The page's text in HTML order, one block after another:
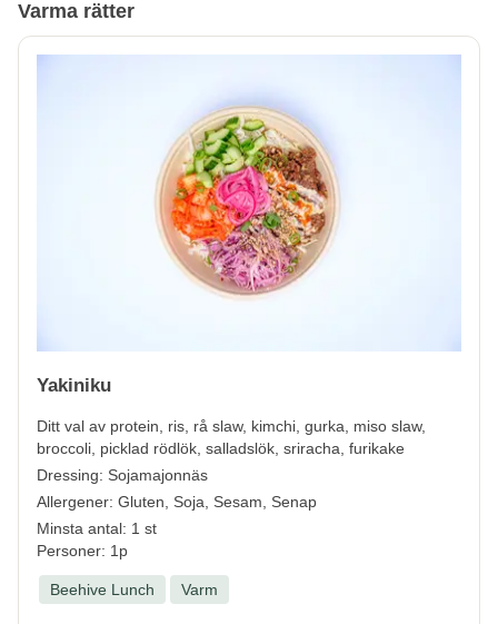
Varma rätter
Yakiniku
Ditt val av protein, ris, rå slaw, kimchi, gurka, miso slaw,
broccoli, picklad rödlök, salladslök, sriracha, furikake
Dressing: Sojamajonnäs
Allergener: Gluten, Soja, Sesam, Senap
Minsta antal: 1 st
Personer: 1p
Beehive Lunch Varm